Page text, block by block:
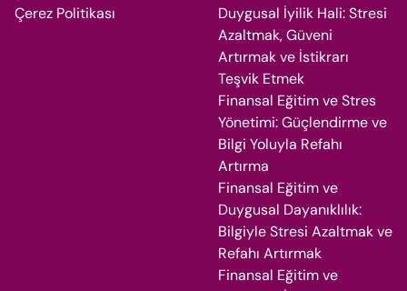
Çerez Politikası
Duygusal İyilik Hali: Stresi
Azaltmak, Güveni
Artırmak ve İstikrarı
Teşvik Etmek
Finansal Eğitim ve Stres
Yönetimi: Güçlendirme ve
Bilgi Yoluyla Refahı
Artırma
Finansal Eğitim ve
Duygusal Dayanıklılık:
Bilgiyle Stresi Azaltmak ve
Refahı Artırmak
Finansal Eğitim ve